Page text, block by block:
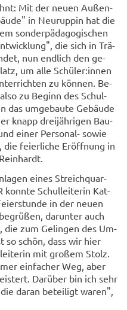
Mit der neuen Au­ßen­
in Neu­rup­pin hat die
son­der­päd­ago­gi­schen
die sich in Trä­
nun end­lich den ge­
um alle Schü­ler:innen
zu kön­nen. Be­
zu Be­ginn des Schul­
das um­ge­bau­te Ge­bäu­de
knapp drei­jäh­ri­gen Bau­
einer Personal-​ sowie
die fei­er­li­che Er­öff­nung in
eines Streich­quar­
konn­te Schul­lei­te­rin Kat­
in der neuen
dar­un­ter auch
zum Ge­lin­gen des Um­
so schön, dass wir hier
mit gro­ßem Stolz.
ein­fa­cher Weg, aber
Dar­über bin ich sehr
daran be­tei­ligt waren",